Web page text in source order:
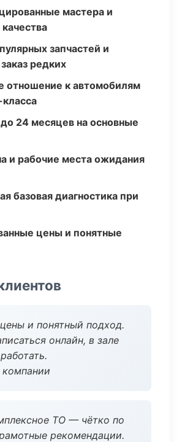
мастера и
запчастей и
редких
отношение к автомобилям
до 24 месяцев на основные
и рабочие места ожидания
базовая диагностика при
цены и понятные
и понятный подход.
онлайн, в зале
ТО — чётко по
рекомендации.